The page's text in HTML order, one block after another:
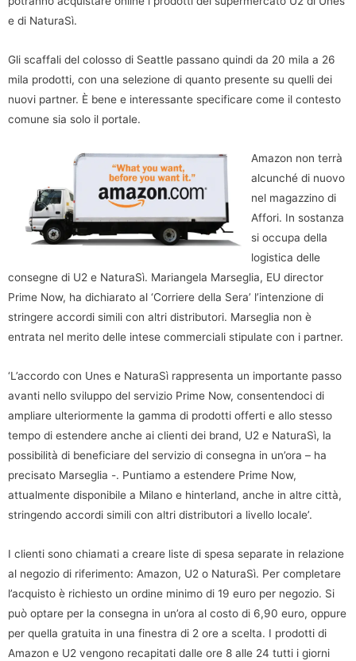
e di NaturaSì.
Gli scaffali del colosso di Seattle passano quindi da 20 mila a 26
mila prodotti, con una selezione di quanto presente su quelli dei
nuovi partner. È bene e interessante specificare come il contesto
comune sia solo il portale.
Amazon non terrà
alcunché di nuovo
nel magazzino di
Affori. In sostanza
si occupa della
logistica delle
consegne di U2 e NaturaSì. Mariangela Marseglia, EU director
Prime Now, ha dichiarato al ‘Corriere della Sera’ l’intenzione di
stringere accordi simili con altri distributori. Marseglia non è
entrata nel merito delle intese commerciali stipulate con i partner.
‘L’accordo con Unes e NaturaSì rappresenta un importante passo
avanti nello sviluppo del servizio Prime Now, consentendoci di
ampliare ulteriormente la gamma di prodotti offerti e allo stesso
tempo di estendere anche ai clienti dei brand, U2 e NaturaSì, la
possibilità di beneficiare del servizio di consegna in un’ora – ha
precisato Marseglia -. Puntiamo a estendere Prime Now,
attualmente disponibile a Milano e hinterland, anche in altre città,
stringendo accordi simili con altri distributori a livello locale’.
I clienti sono chiamati a creare liste di spesa separate in relazione
al negozio di riferimento: Amazon, U2 o NaturaSì. Per completare
l’acquisto è richiesto un ordine minimo di 19 euro per negozio. Si
può optare per la consegna in un’ora al costo di 6,90 euro, oppure
per quella gratuita in una finestra di 2 ore a scelta. I prodotti di
Amazon e U2 vengono recapitati dalle ore 8 alle 24 tutti i giorni